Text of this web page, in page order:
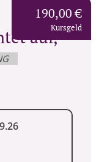
190,00 €
Kursgeld
auf,